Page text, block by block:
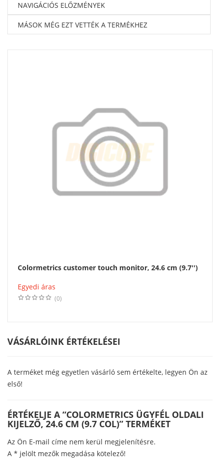
NAVIGÁCIÓS ELŐZMÉNYEK
MÁSOK MÉG EZT VETTÉK A TERMÉKHEZ
Colormetrics customer touch monitor, 24.6 cm (9.7'')
Egyedi áras
(0)
VÁSÁRLÓINK ÉRTÉKELÉSEI
A terméket még egyetlen vásárló sem értékelte, legyen Ön az
első!
ÉRTÉKELJE A “COLORMETRICS ÜGYFÉL OLDALI
KIJELZŐ, 24.6 CM (9.7 COL)” TERMÉKET
Az Ön E-mail címe nem kerül megjelenítésre.
A * jelölt mezők megadása kötelező!